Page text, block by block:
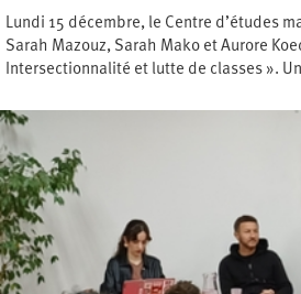
Lundi 15 décembre, le Centre d’études
Sarah Mazouz, Sarah Mako et Aurore
Intersectionnalité et lutte de classes ».